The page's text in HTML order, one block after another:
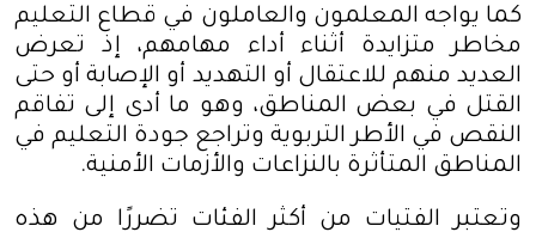
كما يواجه المعلمون والعاملون في قطاع التعليم
مخاطر متزايدة أثناء أداء مهامهم، إذ تعرض
العديد منهم للاعتقال أو التهديد أو الإصابة أو حتى
القتل في بعض المناطق، وهو ما أدى إلى تفاقم
النقص في الأطر التربوية وتراجع جودة التعليم في
المناطق المتأثرة بالنزاعات والأزمات الأمنية.
وتعتبر الفتيات من أكثر الفئات تضررًا من هذه